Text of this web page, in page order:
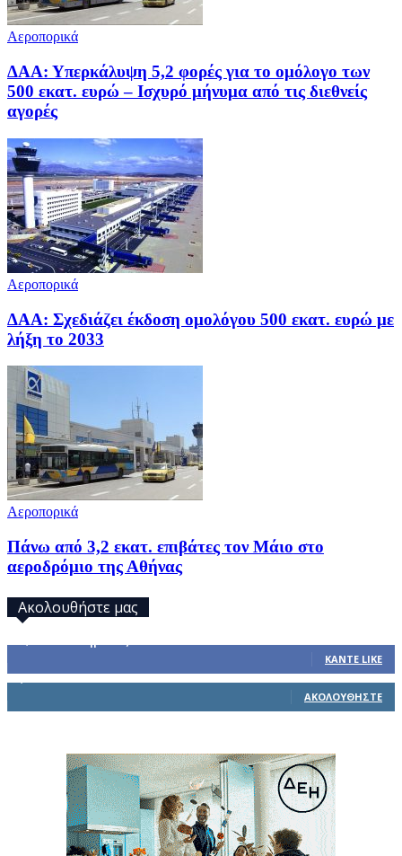
Αεροπορικά
ΔΑΑ: Υπερκάλυψη 5,2 φορές για το ομόλογο των
500 εκατ. ευρώ – Ισχυρό μήνυμα από τις διεθνείς
αγορές
Αεροπορικά
ΔΑΑ: Σχεδιάζει έκδοση ομολόγου 500 εκατ. ευρώ με
λήξη το 2033
Αεροπορικά
Πάνω από 3,2 εκατ. επιβάτες τον Μάιο στο
αεροδρόμιο της Αθήνας
Ακολουθήστε μας
ΚΆΝΤΕ LIKE
ΑΚΟΛΟΥΘΉΣΤΕ